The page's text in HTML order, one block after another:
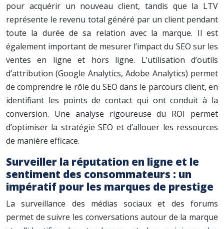
pour acquérir un nouveau client, tandis que la LTV
représente le revenu total généré par un client pendant
toute la durée de sa relation avec la marque. Il est
également important de mesurer l’impact du SEO sur les
ventes en ligne et hors ligne. L’utilisation d’outils
d’attribution (Google Analytics, Adobe Analytics) permet
de comprendre le rôle du SEO dans le parcours client, en
identifiant les points de contact qui ont conduit à la
conversion. Une analyse rigoureuse du ROI permet
d’optimiser la stratégie SEO et d’allouer les ressources
de manière efficace.
Surveiller la réputation en ligne et le
sentiment des consommateurs : un
impératif pour les marques de prestige
La surveillance des médias sociaux et des forums
permet de suivre les conversations autour de la marque